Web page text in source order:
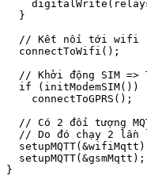
  }
  // Kết nối tới wifi
  connectToWifi();
// Khởi động SIM =>
  if (initModemSIM())
    connectToGPRS();
// Có 2 đối tượng
// Do đó chạy 2 lần
  setupMQTT(&gsmMqtt);
}